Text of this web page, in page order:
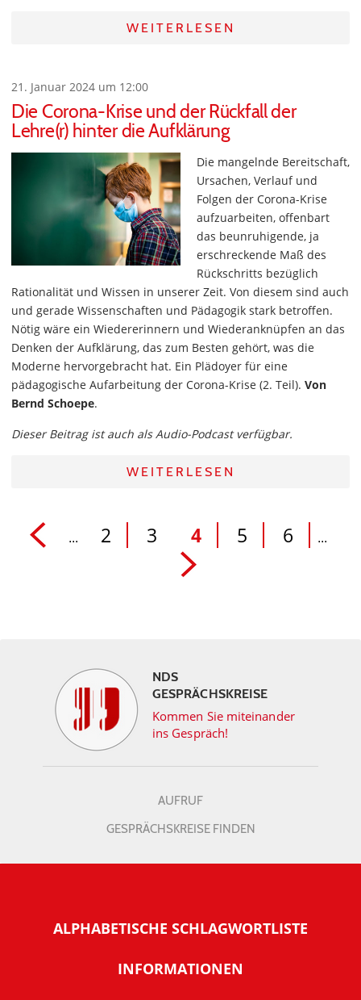
WEITERLESEN
21. Januar 2024 um 12:00
Die Corona-Krise und der Rückfall der
Lehre(r) hinter die Aufklärung
Die mangelnde Bereitschaft,
Ursachen, Verlauf und
Folgen der Corona-Krise
aufzuarbeiten, offenbart
das beunruhigende, ja
erschreckende Maß des
Rückschritts bezüglich
Rationalität und Wissen in unserer Zeit. Von diesem sind auch
und gerade Wissenschaften und Pädagogik stark betroffen.
Nötig wäre ein Wiedererinnern und Wiederanknüpfen an das
Denken der Aufklärung, das zum Besten gehört, was die
Moderne hervorgebracht hat. Ein Plädoyer für eine
pädagogische Aufarbeitung der Corona-Krise (2. Teil). Von
Bernd Schoepe.
Dieser Beitrag ist auch als Audio-Podcast verfügbar.
WEITERLESEN
... 2 3 4 5 6 ...
NDS
GESPRÄCHSKREISE
Kommen Sie miteinander
ins Gespräch!
AUFRUF
GESPRÄCHSKREISE FINDEN
ALPHABETISCHE SCHLAGWORTLISTE
INFORMATIONEN